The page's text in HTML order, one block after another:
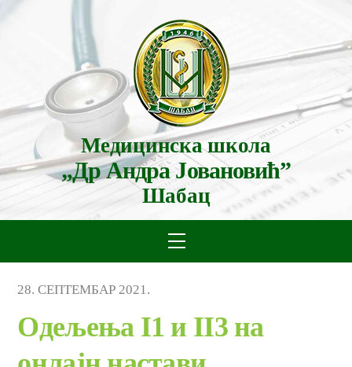
Медицинска школа
„Др Андра Јовановић”
Шабац
Menu
28.СЕПТЕМБАР 2021 .
Одељења I1 и II3 на